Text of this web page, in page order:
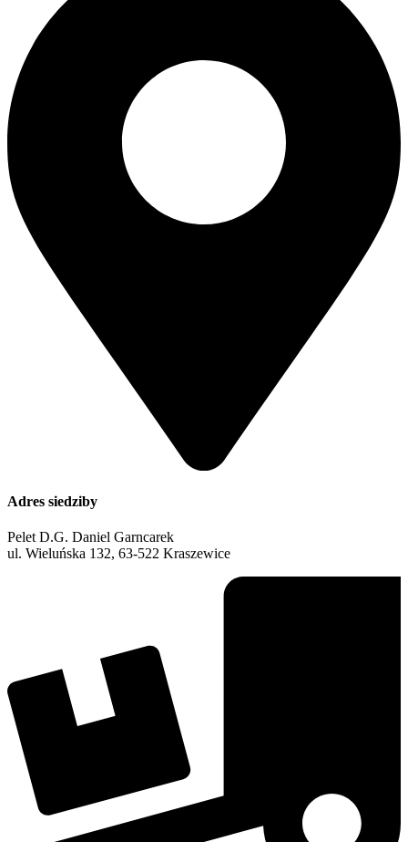
Adres siedziby
Pelet D.G. Daniel Garncarek
ul. Wieluńska 132, 63-522 Kraszewice